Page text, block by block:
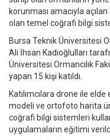
korunması amacıyla
olan temel coğrafi bilgi
Bursa Teknik Üniversitesi
Ali İhsan Kadıoğlulları
Üniversitesi Ormancılık
yapan 15 kişi katıldı.
Katılımcılara drone ile
modeli ve ortofoto harita
coğrafi bilgi sistemleri
uygulamaların eğitimi